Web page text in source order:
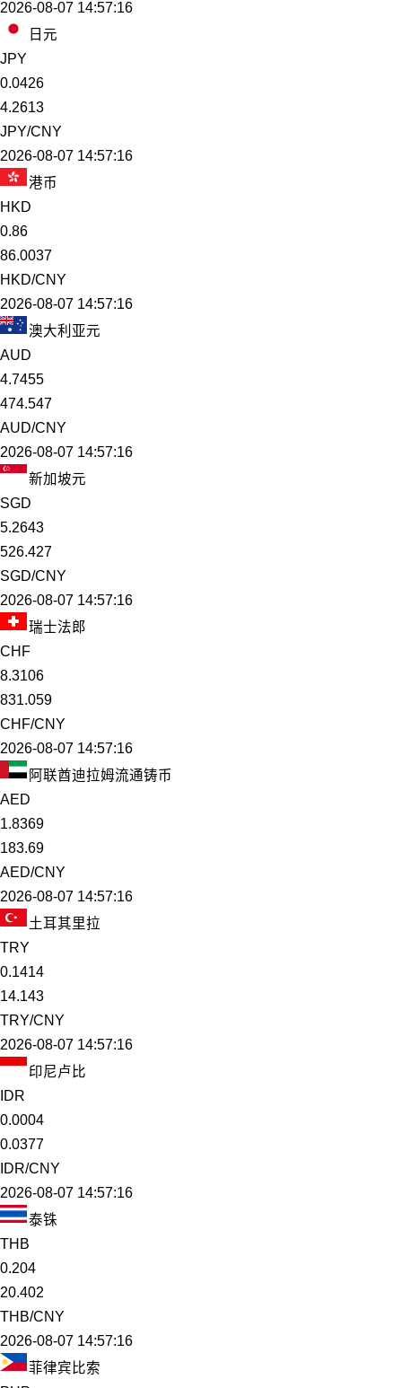
2026-08-07 14:57:16
日元
JPY
0.0426
4.2613
JPY/CNY
2026-08-07 14:57:16
港币
HKD
0.86
86.0037
HKD/CNY
2026-08-07 14:57:16
澳大利亚元
AUD
4.7455
474.547
AUD/CNY
2026-08-07 14:57:16
新加坡元
SGD
5.2643
526.427
SGD/CNY
2026-08-07 14:57:16
瑞士法郎
CHF
8.3106
831.059
CHF/CNY
2026-08-07 14:57:16
阿联酋迪拉姆流通铸币
AED
1.8369
183.69
AED/CNY
2026-08-07 14:57:16
土耳其里拉
TRY
0.1414
14.143
TRY/CNY
2026-08-07 14:57:16
印尼卢比
IDR
0.0004
0.0377
IDR/CNY
2026-08-07 14:57:16
泰铢
THB
0.204
20.402
THB/CNY
2026-08-07 14:57:16
菲律宾比索